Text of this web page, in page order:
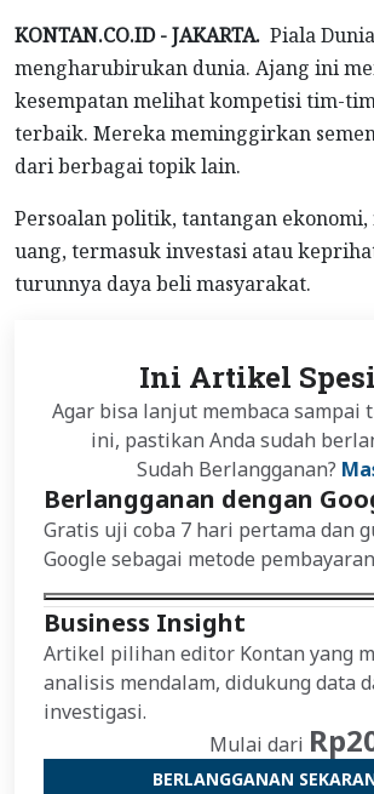
KONTAN.CO.ID - JAKARTA. Piala
mengharubirukan dunia. Ajang ini
kesempatan melihat kompetisi tim-
terbaik. Mereka meminggirkan
dari berbagai topik lain.
Persoalan politik, tantangan
uang, termasuk investasi atau
turunnya daya beli masyarakat.
Ini Artikel
Agar bisa lanjut membaca sampai
ini, pastikan Anda sudah
Sudah Berlangganan?
Berlangganan dengan
Gratis uji coba 7 hari pertama dan
Google sebagai metode
Business Insight
Artikel pilihan editor Kontan yang
analisis mendalam, didukung data
investigasi.
Mulai dari
BERLANGGANAN